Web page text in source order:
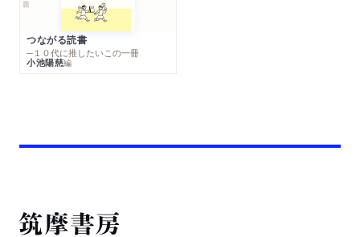
つながる読書
─１０代に推したいこの一冊
小池陽慈編